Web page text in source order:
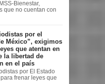
Bienestar,
que no cuentan con
por el
México”, exigimos
que atentan en
la libertad de
en el país
por El Estado
frenar leyes que